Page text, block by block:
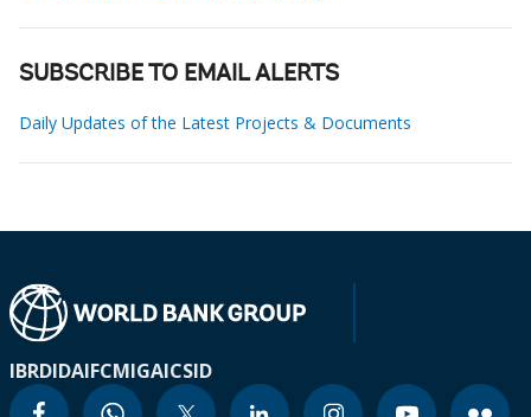
SUBSCRIBE TO EMAIL ALERTS
Daily Updates of the Latest Projects & Documents
IBRDIDAIFCMIGAICSID